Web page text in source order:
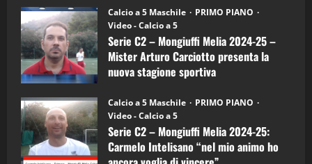
Calcio a 5 Maschile
PRIMO PIANO
Video - Calcio a 5
Serie C2 – Mongiuffi Melia 2024-25 –
Mister Arturo Carciotto presenta la
nuova stagione sportiva
Calcio a 5 Maschile
PRIMO PIANO
Video - Calcio a 5
Serie C2 – Mongiuffi Melia 2024-25:
Carmelo Intelisano “nel mio animo ho
5
“SportEmpire” in Podcast: 26^ Puntata
(Martedi 07 Aprile 2026)
08/04/2026
1
“SportEmpire” in Podcast: 30^ Puntata
(Martedi 05 Maggio 2026)
08/05/2026